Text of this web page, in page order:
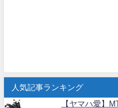
人気記事ランキング
【ヤマハ愛】